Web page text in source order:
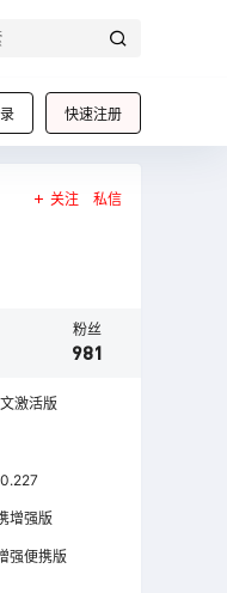
快速注册
关注 私信
粉丝
981
激活版
增强版
强便携版